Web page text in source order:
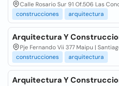
Calle Rosario Sur 91 Of.506 Las
construcciones
arquitectura
Arquitectura Y
Pje Fernando Vii 377 Maipu |
construcciones
arquitectura
Arquitectura Y